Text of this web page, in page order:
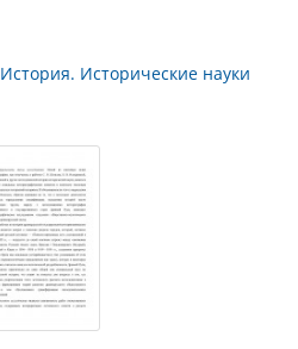
История. Исторические науки